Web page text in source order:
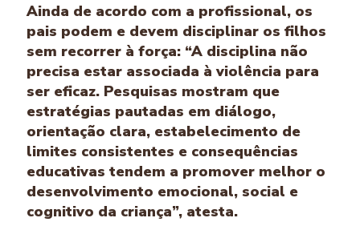
Ainda de acordo com a profissional, os
pais podem e devem disciplinar os filhos
sem recorrer à força: “A disciplina não
precisa estar associada à violência para
ser eficaz. Pesquisas mostram que
estratégias pautadas em diálogo,
orientação clara, estabelecimento de
limites consistentes e consequências
educativas tendem a promover melhor o
desenvolvimento emocional, social e
cognitivo da criança”, atesta.